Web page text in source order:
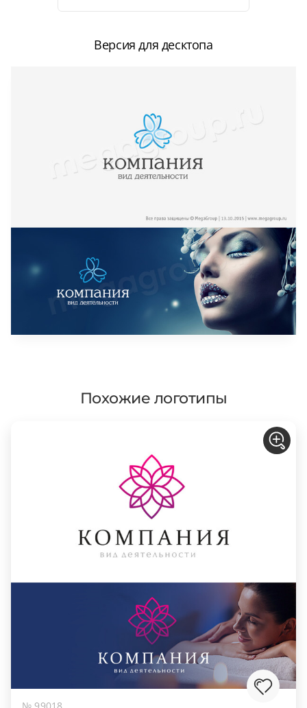
Версия для десктопа
Похожие логотипы